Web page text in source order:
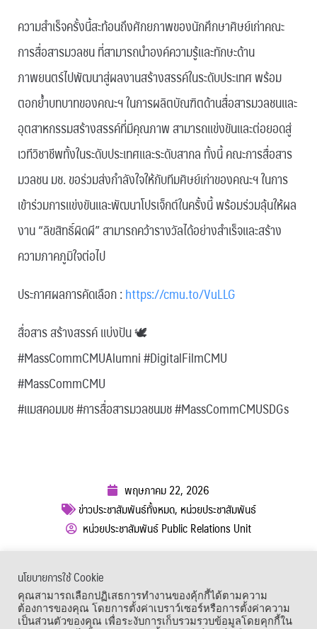
ความสำเร็จครั้งนี้สะท้อนถึงศักยภาพของนักศึกษาศิษย์เก่าคณะ
การสื่อสารมวลชน ที่สามารถนำองค์ความรู้และทักษะด้าน
ภาพยนตร์ไปพัฒนาสู่ผลงานสร้างสรรค์ในระดับประเทศ พร้อม
ตอกย้ำบทบาทของคณะฯ ในการผลิตบัณฑิตด้านสื่อสารมวลชนและ
อุตสาหกรรมสร้างสรรค์ที่มีคุณภาพ สามารถแข่งขันและต่อยอดสู่
เวทีวิชาชีพทั้งในระดับประเทศและระดับสากล ทั้งนี้ คณะการสื่อสาร
มวลชน มช. ขอร่วมส่งกำลังใจให้กับทีมศิษย์เก่าของคณะฯ ในการ
เข้าร่วมการแข่งขันและพัฒนาโปรเจ็กต์ในครั้งนี้ พร้อมร่วมลุ้นให้ผล
งาน “ลิขสิทธิ์ผิดผี” สามารถคว้ารางวัลได้อย่างสำเร็จและสร้าง
ความภาคภูมิใจต่อไป
ประกาศผลการคัดเลือก :https://cmu.to/VuLLG
สื่อสาร สร้างสรรค์ แบ่งปัน 🕊
#MassCommCMUAlumni #DigitalFilmCMU
#MassCommCMU
#แมสคอมมช #การสื่อสารมวลชนมช #MassCommCMUSDGs
พฤษภาคม 22, 2026
ข่าวประชาสัมพันธ์ทั้งหมด, หน่วยประชาสัมพันธ์
หน่วยประชาสัมพันธ์ Public Relations Unit
เมนูลัด
นโยบายการใช้ Cookie
คุณสามารถเลือกปฏิเสธการทำงานของคุ้กกี้ได้ตามความ
ต้องการของคุณ โดยการตั้งค่าเบราว์เซอร์หรือการตั้งค่าความ
เป็นส่วนตัวของคุณ เพื่อระงับการเก็บรวมรวบข้อมูลโดยคุกกี้ใน